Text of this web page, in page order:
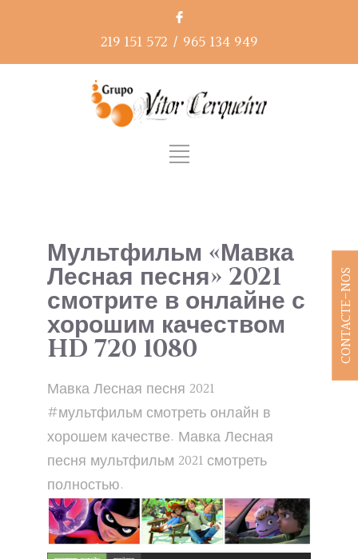
219 151 572 / 965 134 949
Мультфильм «Мавка
Лесная песня» 2021
смотрите в онлайне с
хорошим качеством
HD 720 1080
Мавка Лесная песня 2021
#мультфильм смотреть онлайн в
хорошем качестве. Мавка Лесная
песня мультфильм 2021 смотреть
полностью.
CONTACTE-NOS